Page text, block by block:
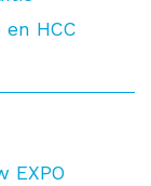
HCC
EXPO